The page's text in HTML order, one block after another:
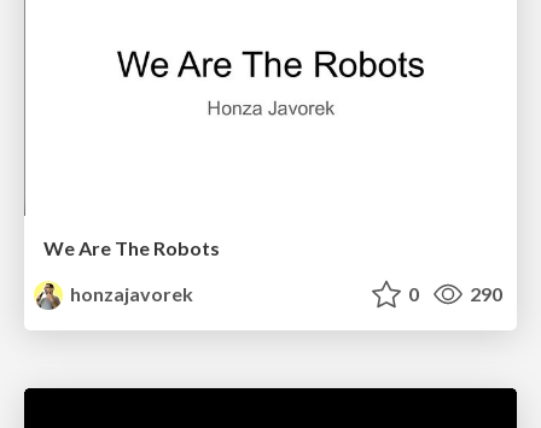
We Are The Robots
honzajavorek
0 290